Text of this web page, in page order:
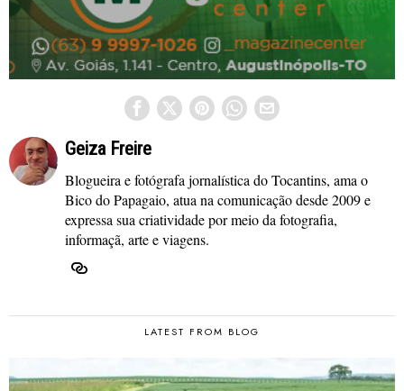
Geiza Freire
Blogueira e fotógrafa jornalística do Tocantins, ama o
Bico do Papagaio, atua na comunicação desde 2009 e
expressa sua criatividade por meio da fotografia,
informaçã, arte e viagens.
LATEST FROM BLOG